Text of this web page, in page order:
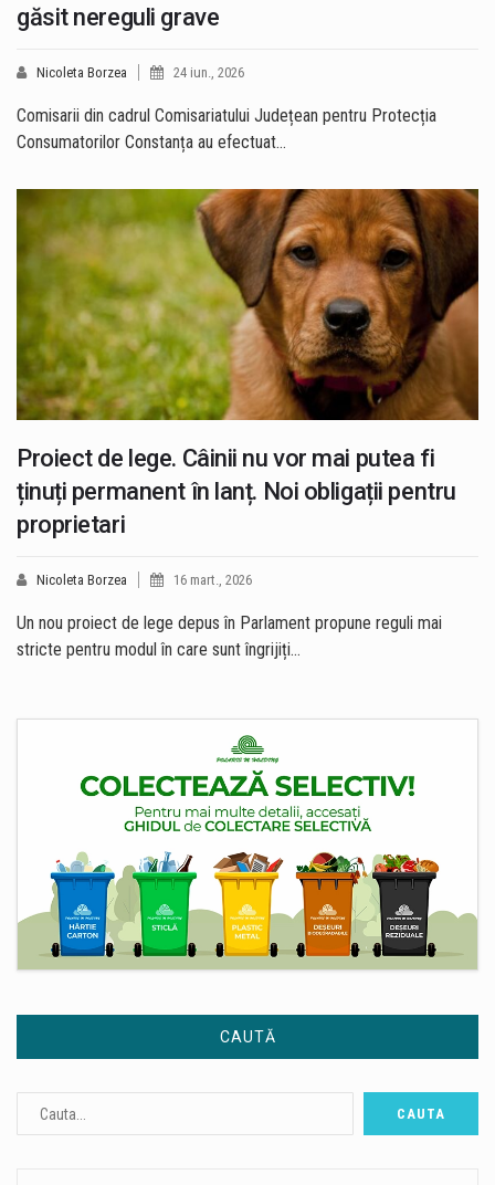
găsit nereguli grave
Nicoleta Borzea 24 iun., 2026
Comisarii din cadrul Comisariatului Județean pentru Protecția
Consumatorilor Constanța au efectuat…
Proiect de lege. Câinii nu vor mai putea fi
ținuți permanent în lanț. Noi obligații pentru
proprietari
Nicoleta Borzea 16 mart., 2026
Un nou proiect de lege depus în Parlament propune reguli mai
stricte pentru modul în care sunt îngrijiți…
CAUTĂ